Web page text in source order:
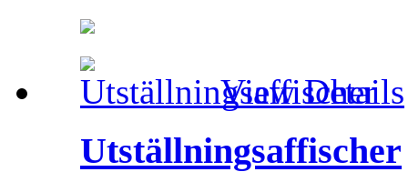
View Details
Utställningsaffischer